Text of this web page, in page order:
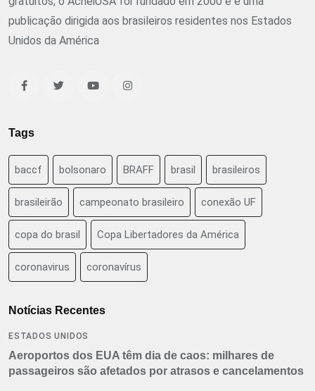
publicação dirigida aos brasileiros residentes nos Estados
Unidos da América
Tags
baccf bolsonaro BRAFF brasil brasileiros
brasileirão campeonato brasileiro conexão UF
copa do brasil Copa Libertadores da América
coronavirus coronavírus
Notícias Recentes
ESTADOS UNIDOS
Aeroportos dos EUA têm dia de caos: milhares de
passageiros são afetados por atrasos e cancelamentos